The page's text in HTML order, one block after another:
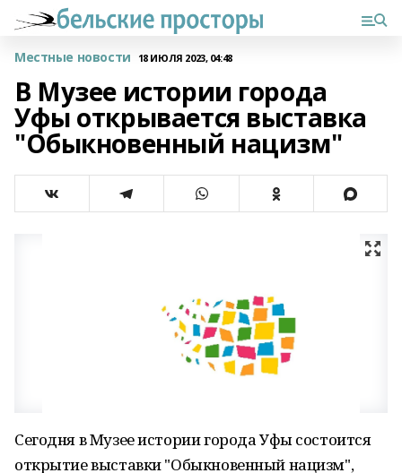
Местные новости 18 ИЮЛЯ 2023, 04:48
В Музее истории города
Уфы открывается выставка
"Обыкновенный нацизм"
Сегодня в Музее истории города Уфы состоится
открытие выставки "Обыкновенный нацизм",